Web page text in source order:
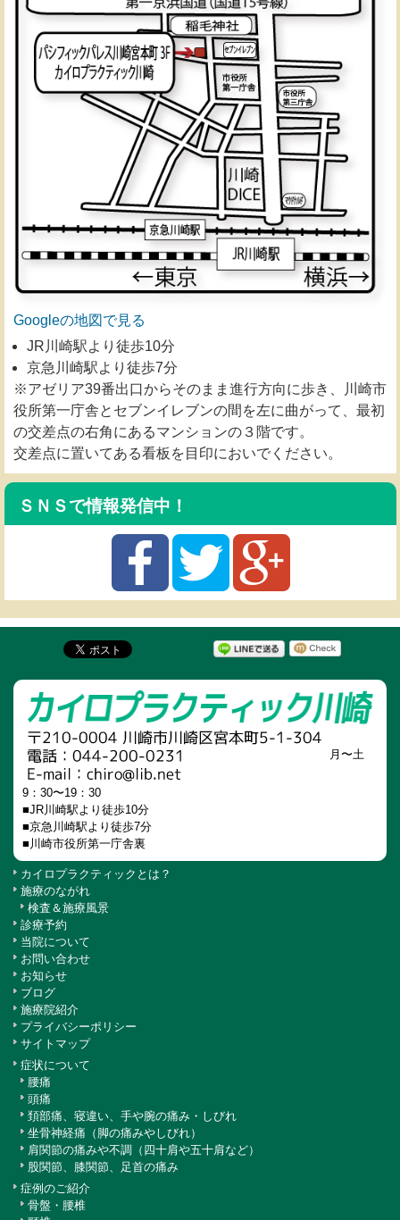
Googleの地図で見る
JR川崎駅より徒歩10分
京急川崎駅より徒歩7分
※アゼリア39番出口からそのまま進行方向に歩き、川崎市
役所第一庁舎とセブンイレブンの間を左に曲がって、最初
の交差点の右角にあるマンションの３階です。
交差点に置いてある看板を目印においでください。
ＳＮＳで情報発信中！
月〜土
9：30〜19：30
■JR川崎駅より徒歩10分
■京急川崎駅より徒歩7分
■川崎市役所第一庁舎裏
カイロプラクティックとは？
施療のながれ
検査＆施療風景
診療予約
当院について
お問い合わせ
お知らせ
ブログ
施療院紹介
プライバシーポリシー
サイトマップ
症状について
腰痛
頭痛
頚部痛、寝違い、手や腕の痛み・しびれ
坐骨神経痛（脚の痛みやしびれ）
肩関節の痛みや不調（四十肩や五十肩など）
股関節、膝関節、足首の痛み
症例のご紹介
骨盤・腰椎